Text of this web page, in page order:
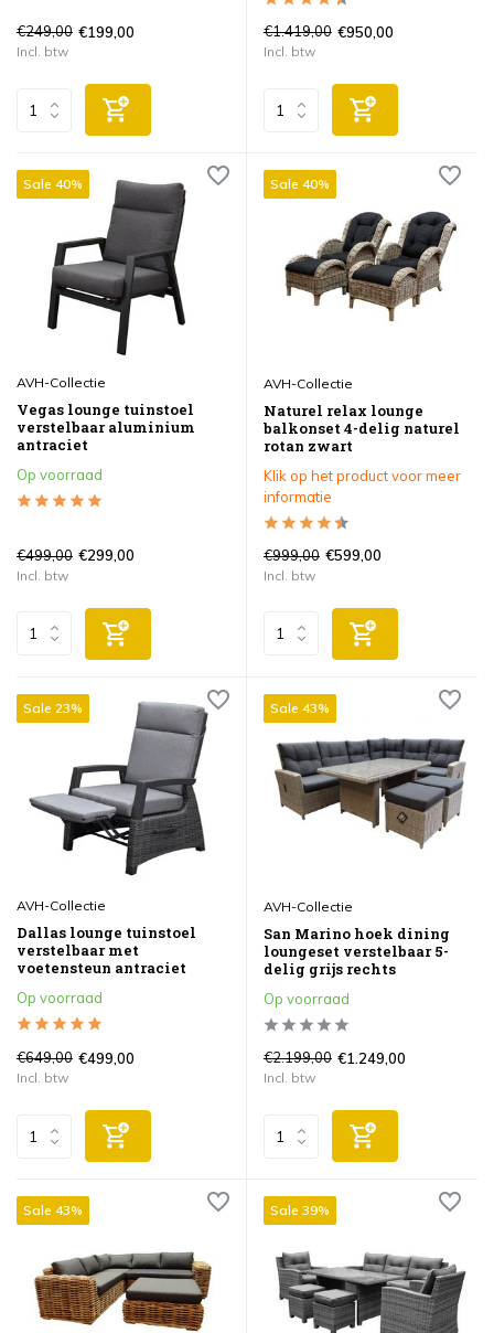
€249,00 €199,00
Incl. btw
€1.419,00 €950,00
Incl. btw
Sale 40%
AVH-Collectie
Vegas lounge tuinstoel
verstelbaar aluminium
antraciet
Op voorraad
€499,00 €299,00
Incl. btw
Sale 40%
AVH-Collectie
Naturel relax lounge
balkonset 4-delig naturel
rotan zwart
Klik op het product voor meer
informatie
€999,00 €599,00
Incl. btw
Sale 23%
AVH-Collectie
Dallas lounge tuinstoel
verstelbaar met
voetensteun antraciet
Op voorraad
€649,00 €499,00
Incl. btw
Sale 43%
AVH-Collectie
San Marino hoek dining
loungeset verstelbaar 5-
delig grijs rechts
Op voorraad
€2.199,00 €1.249,00
Incl. btw
Sale 43% Sale 39%